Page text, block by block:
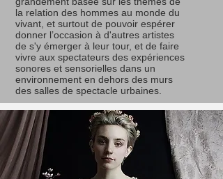
la relation des hommes au monde du
vivant, et surtout de pouvoir espérer
donner l’occasion à d'autres artistes
de s'y émerger à leur tour, et de faire
vivre aux spectateurs des expériences
sonores et sensorielles dans un
environnement en dehors des murs
des salles de spectacle urbaines.